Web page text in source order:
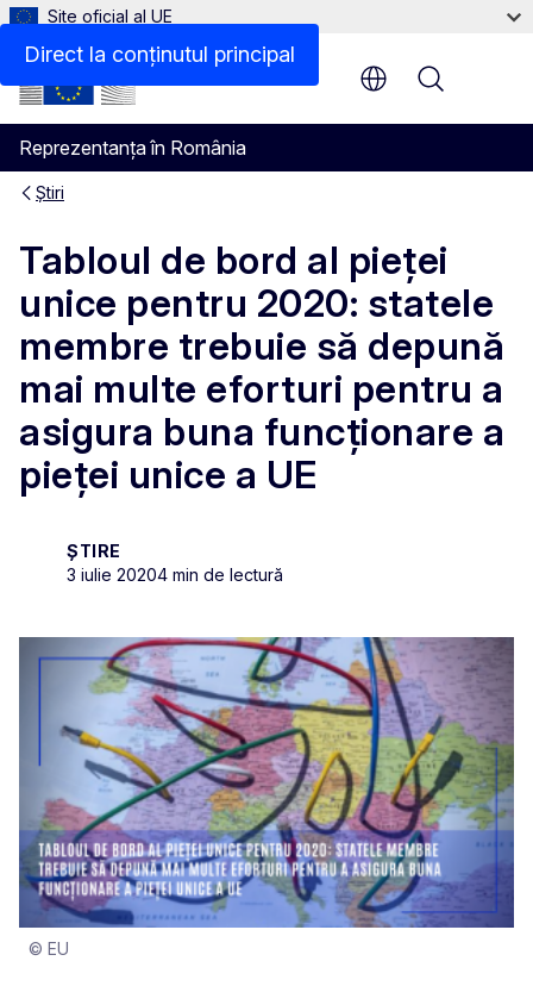
Direct la conținutul principal
Site oficial al UE
Reprezentanța în România
Menu
Știri
Tabloul de bord al pieței
unice pentru 2020: statele
membre trebuie să depună
mai multe eforturi pentru a
asigura buna funcționare a
pieței unice a UE
ȘTIRE
3 iulie 20204 min de lectură
© EU